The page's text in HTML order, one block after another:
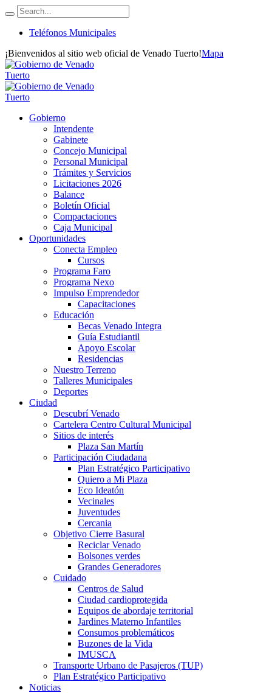
Teléfonos Municipales
¡Bienvenidos al sitio web oficial de Venado Tuerto!Mapa
Gobierno
Intendente
Gabinete
Concejo Municipal
Personal Municipal
Trámites y Servicios
Licitaciones 2026
Balance
Boletín Oficial
Compactaciones
Caja Municipal
Oportunidades
Conecta Empleo
Cursos
Programa Faro
Programa Nexo
Impulso Emprendedor
Capacitaciones
Educación
Becas Venado Integra
Guía Estudiantil
Apoyo Escolar
Residencias
Nuestro Terreno
Talleres Municipales
Deportes
Ciudad
Descubrí Venado
Cartelera Centro Cultural Municipal
Sitios de interés
Plaza San Martín
Participación Ciudadana
Plan Estratégico Participativo
Quiero a Mi Plaza
Eco Ideatón
Vecinales
Juventudes
Cercania
Objetivo Cierre Basural
Reciclar Venado
Bolsones verdes
Grandes Generadores
Cuidado
Centros de Salud
Ciudad cardioprotegida
Equipos de abordaje territorial
Jardines Materno Infantiles
Consumos problemáticos
Buzones de la Vida
IMUSCA
Transporte Urbano de Pasajeros (TUP)
Plan Estratégico Participativo
Noticias